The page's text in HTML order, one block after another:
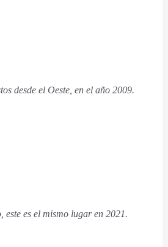
desde el Oeste, en el año 2009.
este es el mismo lugar en 2021.